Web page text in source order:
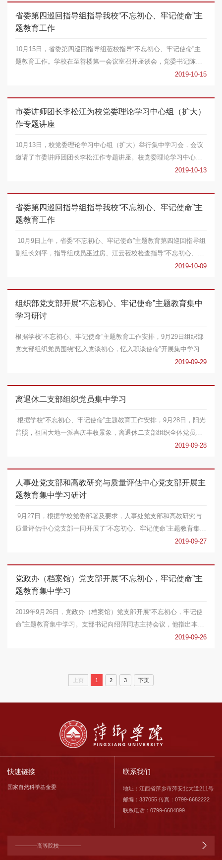
省委第四巡回指导组指导我校“不忘初心、牢记使命”主
题教育工作
10月15日，省委第四巡回指导组莅校指导“不忘初心、牢记使命”主
题教育工作。学校在至善楼第一会议室召开座谈会，党委书记陈金
2019-10-15
市委讲师团长李松江为校党委理论学习中心组（扩大）
作专题讲座
10月13日，校党委理论学习中心组（扩大）举行集中学习会，会议
邀请了市委讲师团团长李松江作专题讲座。校党委理论学习中心组
2019-10-13
省委第四巡回指导组指导我校“不忘初心、牢记使命”主
题教育工作
‍ 10月9日上午，省委“不忘初心、牢记使命”主题教育第四巡回指导组
副组长刘平，指导组成员巫过房、江云莅校检查指导“不忘初心、牢
2019-10-09
组织部党支部开展“不忘初心、牢记使命”主题教育集中
学习研讨
根据学校“不忘初心、牢记使命”主题教育工作安排，9月29日组织部
党支部组织党员围绕“忆入党谈初心，忆入职谈使命”开展集中学习研
2019-09-29
离退休二支部组织党员集中学习
根据学校“不忘初心、牢记使命”主题教育工作安排，9月28日，阳光
普照，祖国大地一派喜庆丰收景象，离退休二支部组织全体党员集
2019-09-28
人事处党支部和高教研究与质量评估中心党支部开展主
题教育集中学习研讨
9月27日，根据学校党委部署及要求，人事处党支部和高教研究与
质量评估中心党支部一同开展了“不忘初心、牢记使命”主题教育集中
2019-09-27
党政办（档案馆）党支部开展“不忘初心，牢记使命”主
题教育集中学习
2019年9月26日，党政办（档案馆）党支部开展“不忘初心，牢记使
命”主题教育集中学习。支部书记向绍萍同志主持会议，他指出本次
2019-09-26
上页 1 2 3 下页
快速链接
国家自然科学基金委
联系我们
地址：江西省萍乡市萍安北大道211号
邮编：337055 传真：0799-6682222
联系电话：0799-6684899
————高等院校————